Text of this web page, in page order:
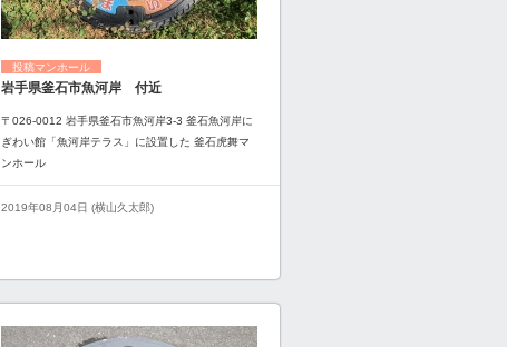
投稿マンホール
岩手県釜石市魚河岸 付近
〒026-0012 岩手県釜石市魚河岸3-3 釜石魚河岸に
ぎわい館「魚河岸テラス」に設置した 釜石虎舞マ
ンホール
2019年08月04日 (横山久太郎)